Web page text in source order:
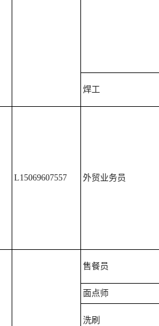
焊工
L15069607557 外贸业务员
售餐员
面点师
洗刷